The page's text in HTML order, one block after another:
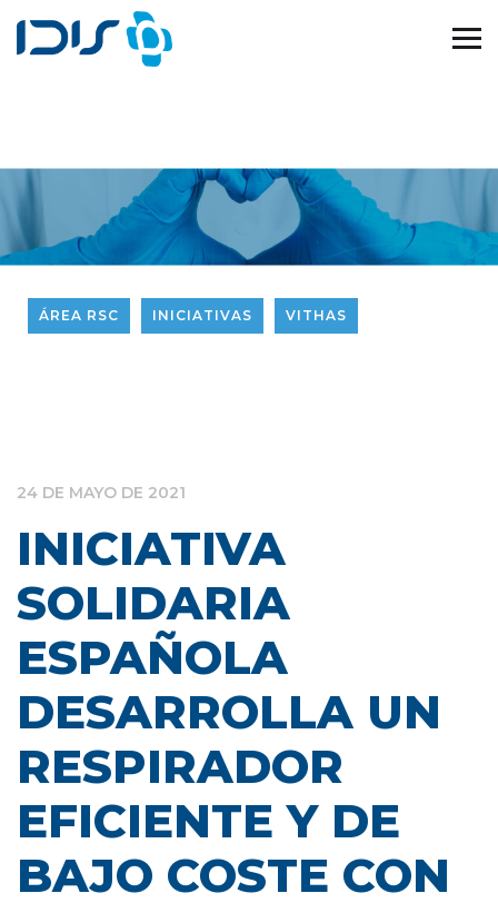
ÁREA RSC INICIATIVAS VITHAS
24 DE MAYO DE 2021
INICIATIVA
SOLIDARIA
ESPAÑOLA
DESARROLLA UN
RESPIRADOR
EFICIENTE Y DE
BAJO COSTE CON